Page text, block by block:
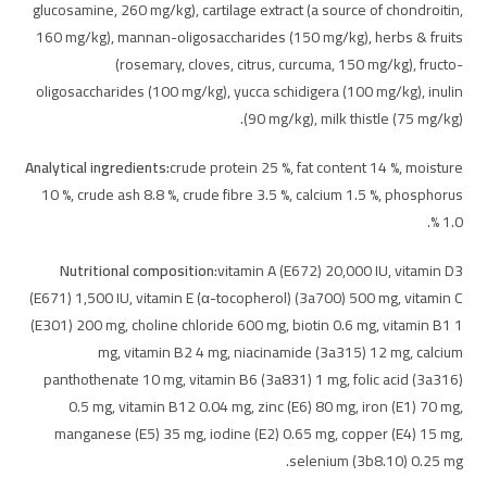
glucosamine, 260 mg/kg), cartilage extract (a source of chondroitin,
160 mg/kg), mannan-oligosaccharides (150 mg/kg), herbs & fruits
(rosemary, cloves, citrus, curcuma, 150 mg/kg), fructo-
oligosaccharides (100 mg/kg), yucca schidigera (100 mg/kg), inulin
(90 mg/kg), milk thistle (75 mg/kg).
Analytical ingredients:crude protein 25 %, fat content 14 %, moisture
10 %, crude ash 8.8 %, crude fibre 3.5 %, calcium 1.5 %, phosphorus
1.0 %.
Nutritional composition:vitamin A (E672) 20,000 IU, vitamin D3
(E671) 1,500 IU, vitamin E (α-tocopherol) (3a700) 500 mg, vitamin C
(E301) 200 mg, choline chloride 600 mg, biotin 0.6 mg, vitamin B1 1
mg, vitamin B2 4 mg, niacinamide (3a315) 12 mg, calcium
panthothenate 10 mg, vitamin B6 (3a831) 1 mg, folic acid (3a316)
0.5 mg, vitamin B12 0.04 mg, zinc (E6) 80 mg, iron (E1) 70 mg,
manganese (E5) 35 mg, iodine (E2) 0.65 mg, copper (E4) 15 mg,
selenium (3b8.10) 0.25 mg.